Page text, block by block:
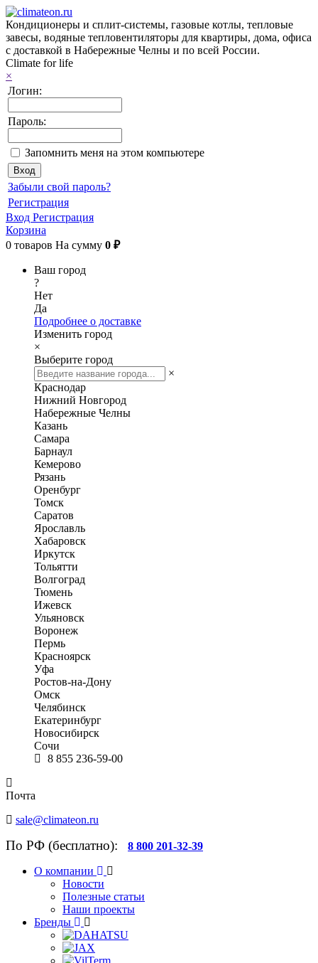
Кондиционеры и сплит-системы, газовые котлы, тепловые
завесы, водяные тепловентиляторы для квартиры, дома, офиса
с доставкой в Набережные Челны и по всей России.
Climate for life
×
Логин:
Пароль:
Запомнить меня на этом компьютере
Забыли свой пароль?
Регистрация
Вход Регистрация
Корзина
0 товаров На сумму 0 ₽
Ваш город
?
Нет
Да
Подробнее о доставке
Изменить город
×
Выберите город
×
Краснодар
Нижний Новгород
Набережные Челны
Казань
Самара
Барнаул
Кемерово
Рязань
Оренбург
Томск
Саратов
Ярославль
Хабаровск
Иркутск
Тольятти
Волгоград
Тюмень
Ижевск
Ульяновск
Воронеж
Пермь
Красноярск
Уфа
Ростов-на-Дону
Омск
Челябинск
Екатеринбург
Новосибирск
Сочи
8 855 236-59-00
Почта
sale@climateon.ru
По РФ (бесплатно): 8 800 201-32-39
О компании
Новости
Полезные статьи
Наши проекты
Бренды